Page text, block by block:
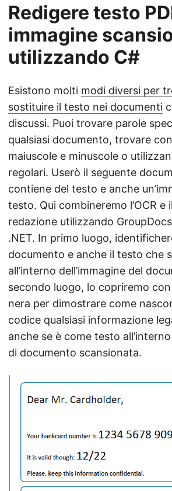
Redigere testo
immagine
utilizzando C#
Esistono molti modi diversi per
sostituire il testo nei documenti
discussi. Puoi trovare parole
qualsiasi documento, trovare
maiuscole e minuscole o
regolari. Userò il seguente
contiene del testo e anche
testo. Qui combineremo l’OCR e
redazione utilizzando
.NET. In primo luogo,
documento e anche il testo che
all’interno dell’immagine del
secondo luogo, lo copriremo
nera per dimostrare come
codice qualsiasi informazione
anche se è come testo
di documento scansionata.